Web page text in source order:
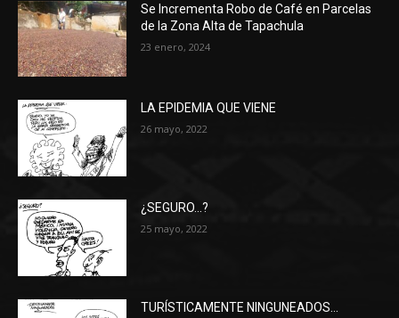
Se Incrementa Robo de Café en Parcelas
de la Zona Alta de Tapachula
23 enero, 2024
LA EPIDEMIA QUE VIENE
26 mayo, 2022
¿SEGURO…?
25 mayo, 2022
TURÍSTICAMENTE NINGUNEADOS…